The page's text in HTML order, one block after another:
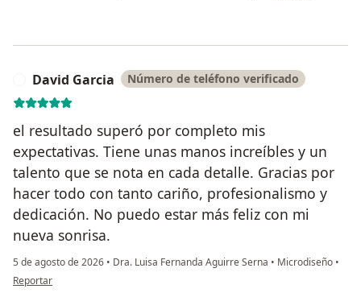
David Garcia Número de teléfono verificado
el resultado superó por completo mis
expectativas. Tiene unas manos increíbles y un
talento que se nota en cada detalle. Gracias por
hacer todo con tanto cariño, profesionalismo y
dedicación. No puedo estar más feliz con mi
nueva sonrisa.
5 de agosto de 2026 • Dra. Luisa Fernanda Aguirre Serna • Microdiseño •
en opinión del usuario David Garcia
Reportar